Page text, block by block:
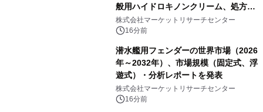
般用ハイドロキノンクリーム、処方用
ハイドロキノンクリーム）・分析レポ
ートを発表
株式会社マーケットリサーチセンター
16分前
潜水艦用フェンダーの世界市場（2026
年～2032年）、市場規模（固定式、浮
遊式）・分析レポートを発表
株式会社マーケットリサーチセンター
16分前